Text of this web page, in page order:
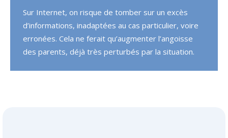
Sur Internet, on risque de tomber sur un excès
d’informations, inadaptées au cas particulier, voire
erronées. Cela ne ferait qu’augmenter l’angoisse
des parents, déjà très perturbés par la situation.